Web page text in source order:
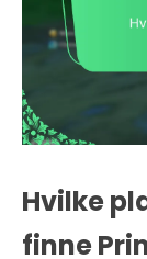
Hvilke
finne